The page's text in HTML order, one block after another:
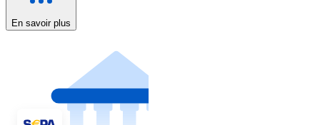
En savoir plus